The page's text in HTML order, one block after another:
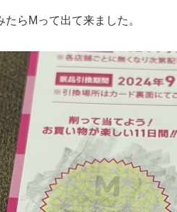
たらMって出て来ました。